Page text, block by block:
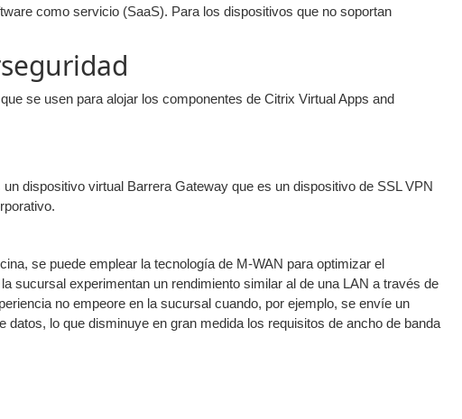
como servicio (SaaS). Para los dispositivos que no soportan
se usen para alojar los componentes de Citrix Virtual Apps and
dispositivo virtual Barrera Gateway que es un dispositivo de SSL VPN
se puede emplear la tecnología de M-WAN para optimizar el
sucursal experimentan un rendimiento similar al de una LAN a través de
no empeore en la sucursal cuando, por ejemplo, se envíe un
lo que disminuye en gran medida los requisitos de ancho de banda